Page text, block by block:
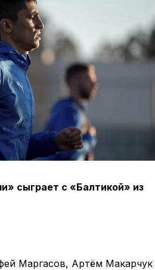
сыграет с «Балтикой» из
Маргасов, Артём Макарчук